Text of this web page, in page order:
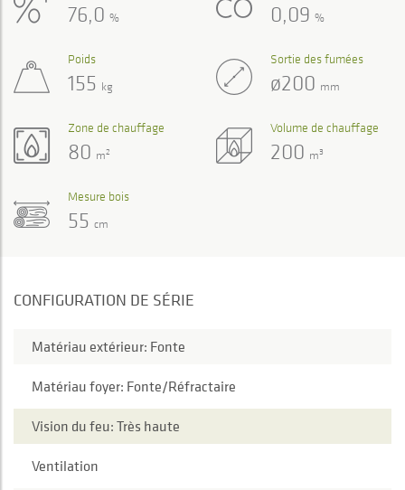
76,0 % 0,09 %
Volume de chauffage
200 m3
Zone de chauffage
80 m2
Poids
155 kg
Sortie des fumées
ø200 mm
Mesure bois
55 cm
CONFIGURATION DE SÉRIE
Matériau extérieur: Fonte
Matériau foyer: Fonte/Réfractaire
Vision du feu: Très haute
Ventilation